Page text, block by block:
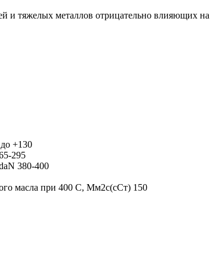
и тяжелых металлов отрицательно влияющих
+130
295
380-400
масла при 400 С, Мм2с(сСт) 150